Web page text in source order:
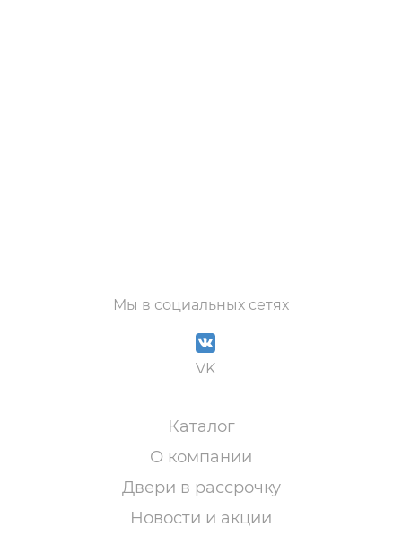
Мы в социальных сетях
VK
Каталог
О компании
Двери в рассрочку
Новости и акции